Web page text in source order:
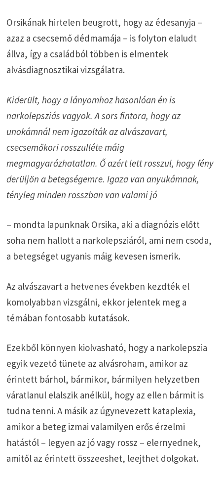
Orsikának hirtelen beugrott, hogy az édesanyja –
azaz a csecsemő dédmamája – is folyton elaludt
állva, így a családból többen is elmentek
alvásdiagnosztikai vizsgálatra.
Kiderült, hogy a lányomhoz hasonlóan én is
narkolepsziás vagyok. A sors fintora, hogy az
unokámnál nem igazolták az alvászavart,
csecsemőkori rosszulléte máig
megmagyarázhatatlan. Ő azért lett rosszul, hogy fény
derüljön a betegségemre. Igaza van anyukámnak,
tényleg minden rosszban van valami jó
– mondta lapunknak Orsika, aki a diagnózis előtt
soha nem hallott a narkolepsziáról, ami nem csoda,
a betegséget ugyanis máig kevesen ismerik.
Az alvászavart a hetvenes években kezdték el
komolyabban vizsgálni, ekkor jelentek meg a
témában fontosabb kutatások.
Ezekből könnyen kiolvasható, hogy a narkolepszia
egyik vezető tünete az alvásroham, amikor az
érintett bárhol, bármikor, bármilyen helyzetben
váratlanul elalszik anélkül, hogy az ellen bármit is
tudna tenni. A másik az úgynevezett kataplexia,
amikor a beteg izmai valamilyen erős érzelmi
hatástól – legyen az jó vagy rossz – elernyednek,
amitől az érintett összeeshet, leejthet dolgokat.